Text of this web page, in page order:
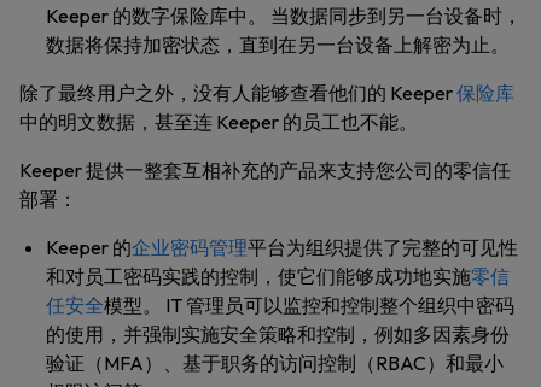
Keeper 的数字保险库中。 当数据同步到另一台设备时，
数据将保持加密状态，直到在另一台设备上解密为止。
除了最终用户之外，没有人能够查看他们的 Keeper保险库
中的明文数据，甚至连 Keeper 的员工也不能。
Keeper 提供一整套互相补充的产品来支持您公司的零信任
部署：
Keeper 的企业密码管理平台为组织提供了完整的可见性
和对员工密码实践的控制，使它们能够成功地实施零信
任安全模型。 IT 管理员可以监控和控制整个组织中密码
的使用，并强制实施安全策略和控制，例如多因素身份
验证（MFA）、基于职务的访问控制（RBAC）和最小